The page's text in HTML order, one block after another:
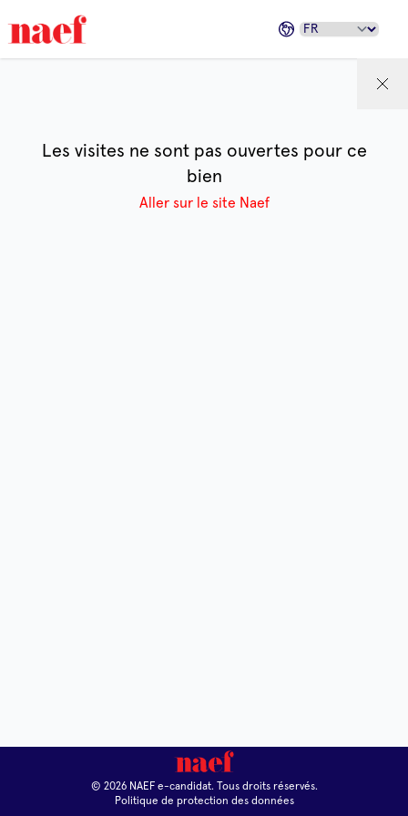
Les visites ne sont pas ouvertes pour ce
bien
Aller sur le site Naef
© 2026 NAEF e-candidat. Tous droits réservés.
Politique de protection des données